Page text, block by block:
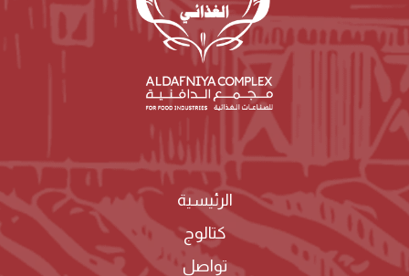
الرئيسية
كتالوج
تواصل